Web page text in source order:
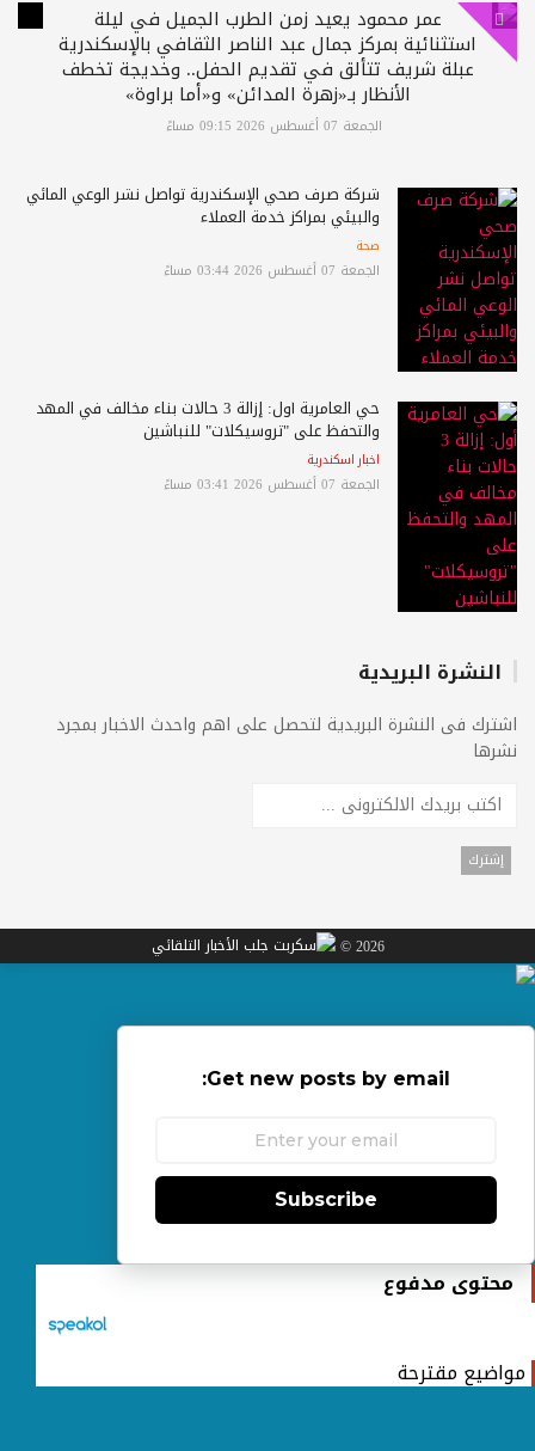
عمر محمود يعيد زمن الطرب الجميل في ليلة
استثنائية بمركز جمال عبد الناصر الثقافي بالإسكندرية
عبلة شريف تتألق في تقديم الحفل.. وخديجة تخطف
الأنظار بـ«زهرة المدائن» و«أما براوة»
الجمعة 07 أغسطس 2026 09:15 مساءً
شركة صرف صحي الإسكندرية تواصل نشر الوعي المائي
والبيئي بمراكز خدمة العملاء
صحة
الجمعة 07 أغسطس 2026 03:44 مساءً
حي العامرية أول: إزالة 3 حالات بناء مخالف في المهد
والتحفظ على "تروسيكلات" للنباشين
اخبار اسكندرية
الجمعة 07 أغسطس 2026 03:41 مساءً
النشرة البريدية
اشترك فى النشرة البريدية لتحصل على اهم واحدث الاخبار بمجرد
نشرها
2026 ©
Get new posts by email:
Subscribe
محتوى مدفوع
مواضيع مقترحة